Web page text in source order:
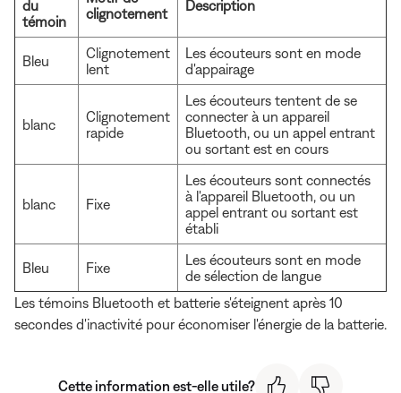
du
témoin
clignotement
Description
Bleu
Clignotement
lent
Les écouteurs sont en mode
d'appairage
blanc
Clignotement
rapide
Les écouteurs tentent de se
connecter à un appareil
Bluetooth, ou un appel entrant
ou sortant est en cours
blanc Fixe
Les écouteurs sont connectés
à l'appareil Bluetooth, ou un
appel entrant ou sortant est
établi
Bleu Fixe
Les écouteurs sont en mode
de sélection de langue
Les témoins Bluetooth et batterie s'éteignent après 10
secondes d'inactivité pour économiser l'énergie de la batterie.
Cette information est-elle utile?